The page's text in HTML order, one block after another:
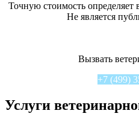
Точную стоимость определяет
Не является
Вызвать
+7 (499)
Услуги